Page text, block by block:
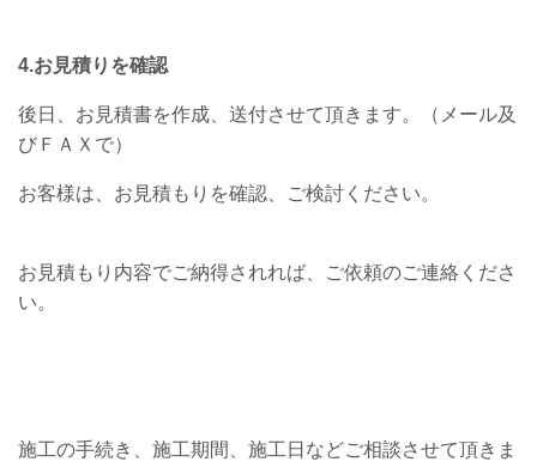
4.お見積りを確認
後日、お見積書を作成、送付させて頂きます。（メール及
びＦＡＸで）
お客様は、お見積もりを確認、ご検討ください。
お見積もり内容でご納得されれば、ご依頼のご連絡くださ
い。
施工の手続き、施工期間、施工日などご相談させて頂きま